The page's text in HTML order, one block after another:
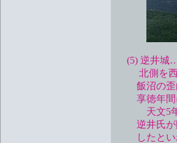
(5) 逆井城…
北側を西仁
飯沼の歪曲
享徳年間に
天文5年
逆井氏が敗
したといわ